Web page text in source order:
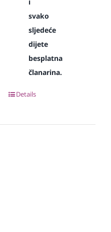
svako
sljedeće
dijete
besplatna
članarina.
Details